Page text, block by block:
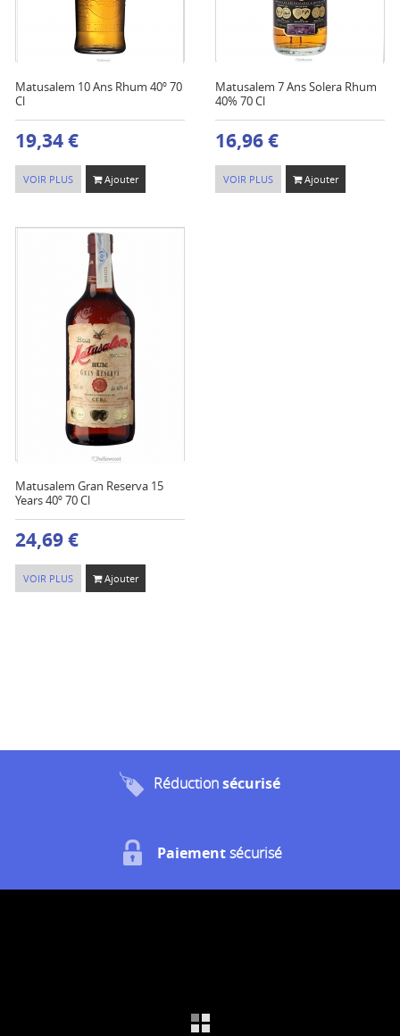
Matusalem 10 Ans Rhum 40º 70
Cl
19,34 €
VOIR PLUS Ajouter
Matusalem 7 Ans Solera Rhum
40% 70 Cl
16,96 €
VOIR PLUS Ajouter
Matusalem Gran Reserva 15
Years 40º 70 Cl
24,69 €
VOIR PLUS Ajouter
Réductionsécurisé
Paiementsécurisé